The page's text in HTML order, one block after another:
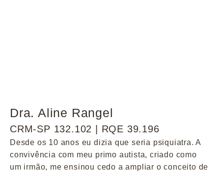
Dra. Aline Rangel
CRM-SP 132.102 | RQE 39.196
Desde os 10 anos eu dizia que seria psiquiatra. A
convivência com meu primo autista, criado como
um irmão, me ensinou cedo a ampliar o conceito de